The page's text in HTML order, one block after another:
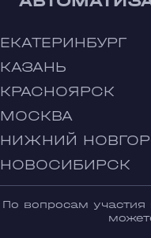
ЕКАТЕРИНБУРГ
КАЗАНЬ
КРАСНОЯРСК
МОСКВА
НИЖНИЙ
НОВОСИБИРСК
По вопросам